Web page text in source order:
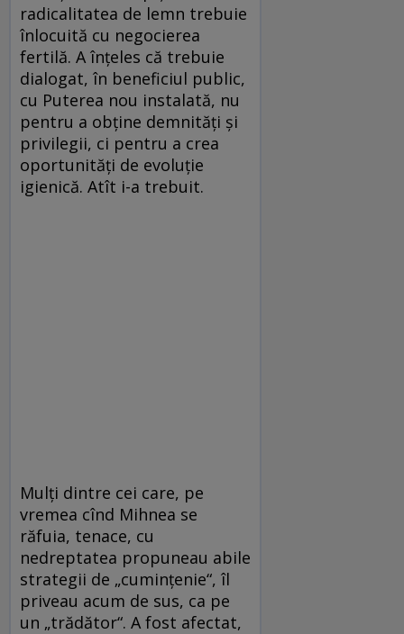
radicalitatea de lemn trebuie
înlocuită cu negocierea
fertilă. A înțeles că trebuie
dialogat, în beneficiul public,
cu Puterea nou instalată, nu
pentru a obține demnități și
privilegii, ci pentru a crea
oportunități de evoluție
igienică. Atît i-a trebuit.
Mulți dintre cei care, pe
vremea cînd Mihnea se
răfuia, tenace, cu
nedreptatea propuneau abile
strategii de „cumințenie“, îl
priveau acum de sus, ca pe
un „trădător“. A fost afectat,